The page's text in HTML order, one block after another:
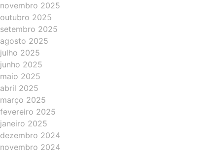
novembro 2025
outubro 2025
setembro 2025
agosto 2025
julho 2025
junho 2025
maio 2025
abril 2025
março 2025
fevereiro 2025
janeiro 2025
dezembro 2024
novembro 2024